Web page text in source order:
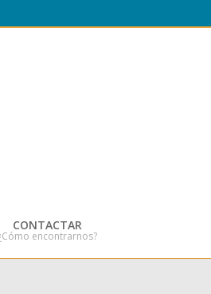
CONTACTAR
encontrarnos?